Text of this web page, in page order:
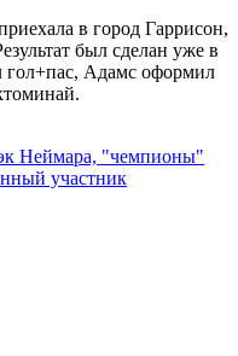
в город Гаррисон,
был сделан уже в
Адамс оформил
Неймара, "чемпионы"
участник